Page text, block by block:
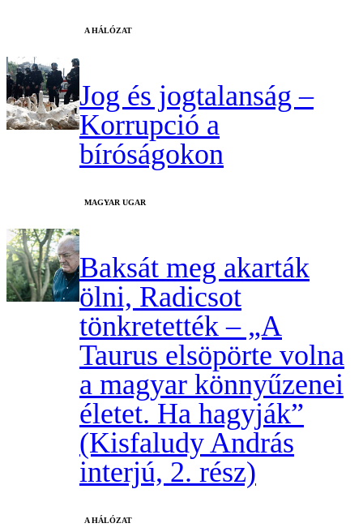
A HÁLÓZAT
Jog és jogtalanság –
Korrupció a
bíróságokon
MAGYAR UGAR
Baksát meg akarták
ölni, Radicsot
tönkretették – „A
Taurus elsöpörte volna
a magyar könnyűzenei
életet. Ha hagyják”
(Kisfaludy András
interjú, 2. rész)
A HÁLÓZAT